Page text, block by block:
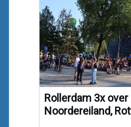
Rollerdam 3x
Noordereiland,